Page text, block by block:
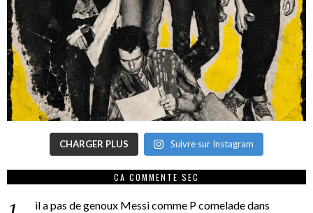
CHARGER PLUS Suivre sur Instagram
CA COMMENTE SEC
il a pas de genoux Messi comme P comeladedans